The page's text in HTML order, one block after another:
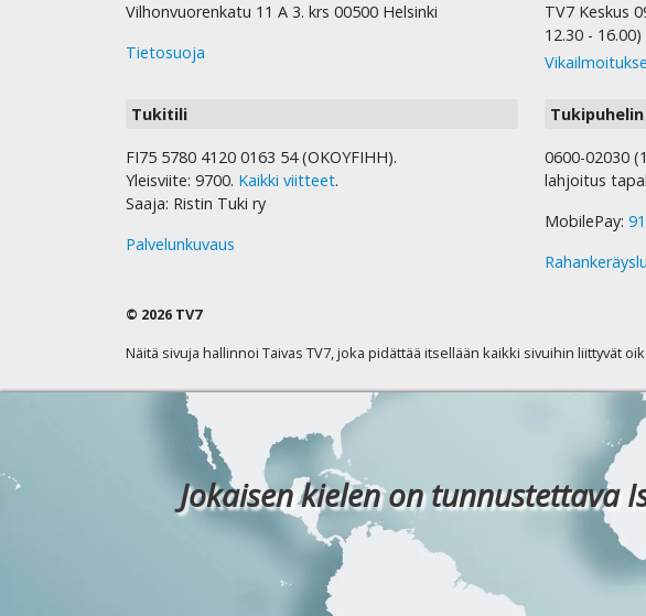
Vilhonvuorenkatu 11 A 3. krs 00500 Helsinki
Tietosuoja
TV7 Keskus
12.30 - 16.00)
Tukitili
FI75 5780 4120 0163 54 (OKOYFIHH).
Yleisviite: 9700. Kaikki viitteet.
Saaja: Ristin Tuki ry
Palvelunkuvaus
0600-02030
lahjoitus
MobilePay:
© 2026 TV7
Näitä sivuja hallinnoi Taivas TV7, joka pidättää itsellään kaikki sivuihin
Jokaisen kielen on tunnustettava